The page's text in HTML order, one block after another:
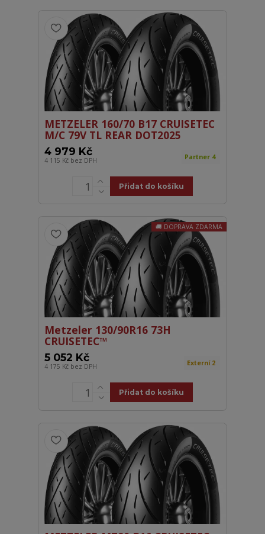
METZELER 160/70 B17 CRUISETEC
M/C 79V TL REAR DOT2025
4 979 Kč
4 115 Kč bez DPH Partner 4
Přidat do košíku
DOPRAVA ZDARMA
Metzeler 130/90R16 73H
CRUISETEC™
5 052 Kč
4 175 Kč bez DPH Externí 2
Přidat do košíku